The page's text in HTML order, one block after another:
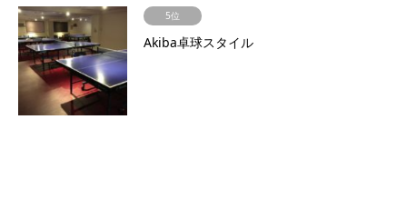
5位
Akiba卓球スタイル